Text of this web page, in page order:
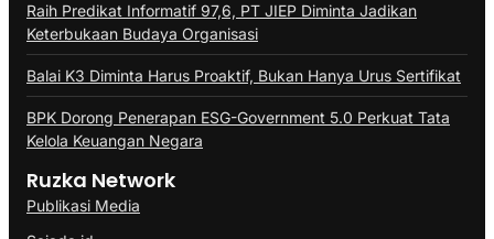
Raih Predikat Informatif 97,6, PT JIEP Diminta Jadikan
Keterbukaan Budaya Organisasi
Balai K3 Diminta Harus Proaktif, Bukan Hanya Urus Sertifikat
BPK Dorong Penerapan ESG-Government 5.0 Perkuat Tata
Kelola Keuangan Negara
Ruzka Network
Publikasi Media